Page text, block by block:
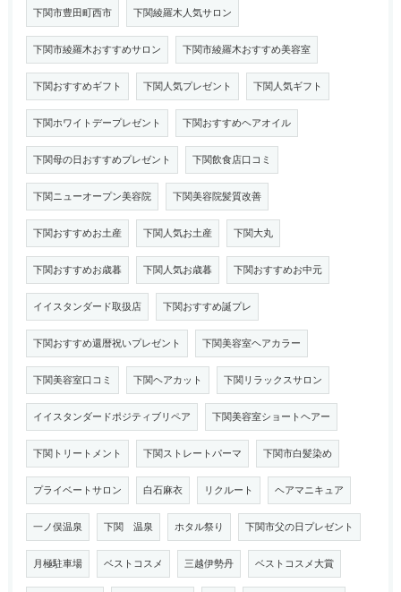
下関市豊田町西市 下関綾羅木人気サロン
下関市綾羅木おすすめサロン 下関市綾羅木おすすめ美容室
下関おすすめギフト 下関人気プレゼント 下関人気ギフト
下関ホワイトデープレゼント 下関おすすめヘアオイル
下関母の日おすすめプレゼント 下関飲食店口コミ
下関ニューオープン美容院 下関美容院髪質改善
下関おすすめお土産 下関人気お土産 下関大丸
下関おすすめお歳暮 下関人気お歳暮 下関おすすめお中元
イイスタンダード取扱店 下関おすすめ誕プレ
下関おすすめ還暦祝いプレゼント 下関美容室ヘアカラー
下関美容室口コミ 下関ヘアカット 下関リラックスサロン
イイスタンダードポジティブリペア 下関美容室ショートヘアー
下関トリートメント 下関ストレートパーマ 下関市白髪染め
プライベートサロン 白石麻衣 リクルート ヘアマニキュア
一ノ俣温泉 下関 温泉 ホタル祭り 下関市父の日プレゼント
月極駐車場 ベストコスメ 三越伊勢丹 ベストコスメ大賞